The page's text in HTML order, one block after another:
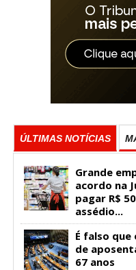
ÚLTIMAS NOTÍCIAS
Grande
acordo na
pagar R$
assédio...
É falso
de
67 anos